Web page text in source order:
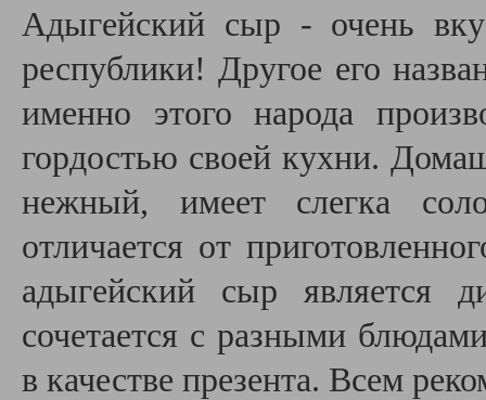
Адыгейский сыр - очень
республики! Другое его
именно этого народа
гордостью своей кухни.
нежный, имеет слегка
отличается от
адыгейский сыр является
сочетается с разными
в качестве презента. Всем